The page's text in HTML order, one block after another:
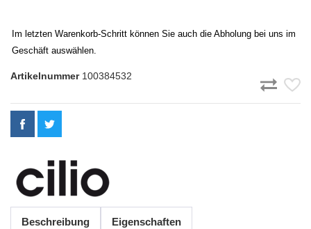
Im letzten Warenkorb-Schritt können Sie auch die Abholung bei uns im
Geschäft auswählen.
Artikelnummer100384532
Beschreibung Eigenschaften